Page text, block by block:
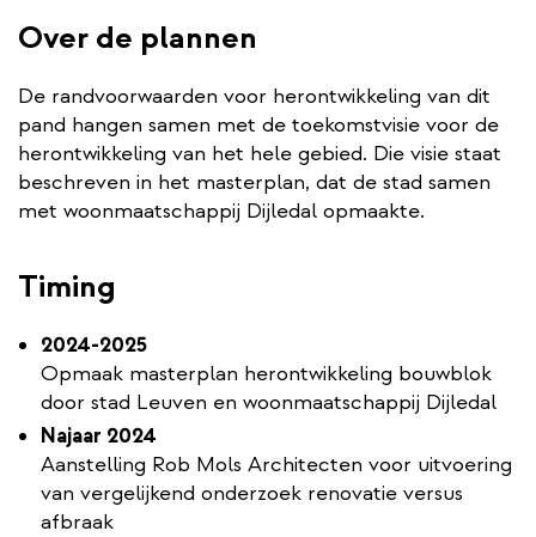
Over de plannen
De randvoorwaarden voor herontwikkeling van dit
pand hangen samen met de toekomstvisie voor de
herontwikkeling van het hele gebied. Die visie staat
beschreven in het masterplan, dat de stad samen
met woonmaatschappij Dijledal opmaakte.
Timing
2024-2025
Opmaak masterplan herontwikkeling bouwblok
door stad Leuven en woonmaatschappij Dijledal
Najaar 2024
Aanstelling Rob Mols Architecten voor uitvoering
van vergelijkend onderzoek renovatie versus
afbraak